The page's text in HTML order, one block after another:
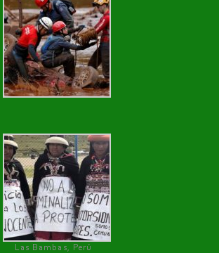
Las Bambas, Perú